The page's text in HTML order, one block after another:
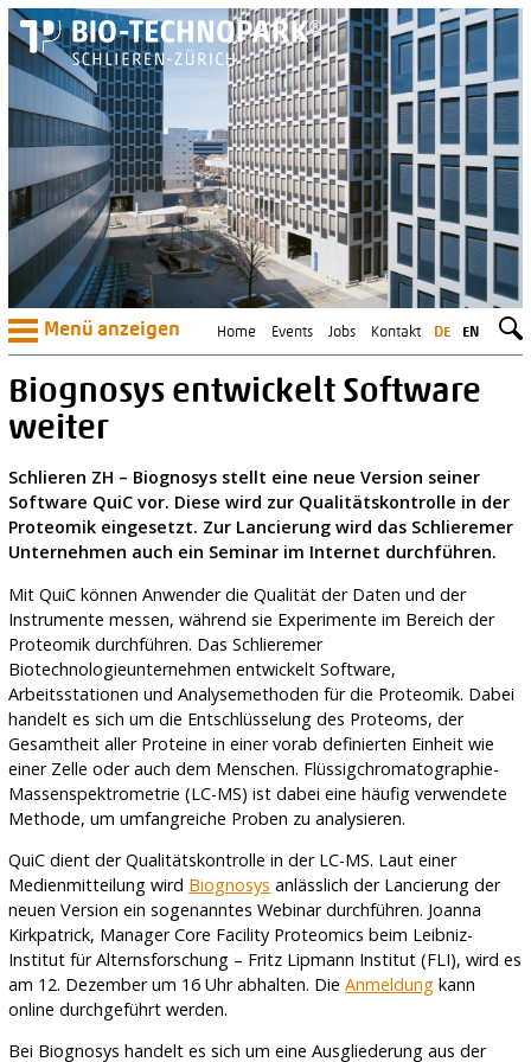
Menü anzeigen DE EN
Home Events Jobs Kontakt
Biognosys entwickelt Software
weiter
Schlieren ZH – Biognosys stellt eine neue Version seiner
Software QuiC vor. Diese wird zur Qualitätskontrolle in der
Proteomik eingesetzt. Zur Lancierung wird das Schlieremer
Unternehmen auch ein Seminar im Internet durchführen.
Mit QuiC können Anwender die Qualität der Daten und der
Instrumente messen, während sie Experimente im Bereich der
Proteomik durchführen. Das Schlieremer
Biotechnologieunternehmen entwickelt Software,
Arbeitsstationen und Analysemethoden für die Proteomik. Dabei
handelt es sich um die Entschlüsselung des Proteoms, der
Gesamtheit aller Proteine in einer vorab definierten Einheit wie
einer Zelle oder auch dem Menschen. Flüssigchromatographie-
Massenspektrometrie (LC-MS) ist dabei eine häufig verwendete
Methode, um umfangreiche Proben zu analysieren.
QuiC dient der Qualitätskontrolle in der LC-MS. Laut einer
Medienmitteilung wird Biognosys anlässlich der Lancierung der
neuen Version ein sogenanntes Webinar durchführen. Joanna
Kirkpatrick, Manager Core Facility Proteomics beim Leibniz-
Institut für Alternsforschung – Fritz Lipmann Institut (FLI), wird es
am 12. Dezember um 16 Uhr abhalten. DieAnmeldung kann
online durchgeführt werden.
Bei Biognosys handelt es sich um eine Ausgliederung aus der